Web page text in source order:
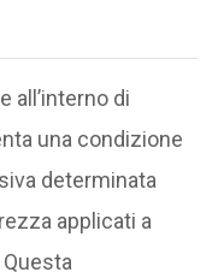
all’interno di
una condizione
determinata
applicati a